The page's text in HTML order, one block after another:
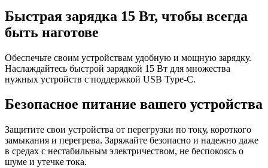
Быстрая зарядка 15 Вт, чтобы всегда
быть наготове
Обеспечьте своим устройствам удобную и мощную зарядку.
Наслаждайтесь быстрой зарядкой 15 Вт для множества
нужных устройств с поддержкой USB Type-C.
Безопасное питание вашего устройства
Защитите свои устройства от перегрузки по току, короткого
замыкания и перегрева. Заряжайте безопасно и надежно даже
в средах с нестабильным электричеством, не беспокоясь о
шуме и утечке тока.